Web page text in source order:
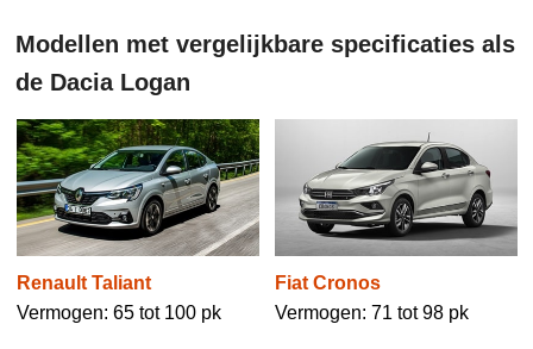
Modellen met vergelijkbare specificaties als
de Dacia Logan
Renault Taliant
Vermogen: 65 tot 100 pk
Fiat Cronos
Vermogen: 71 tot 98 pk